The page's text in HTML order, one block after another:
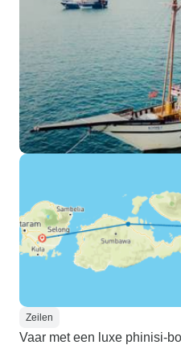
Zeilen
Vaar met een luxe phinisi-